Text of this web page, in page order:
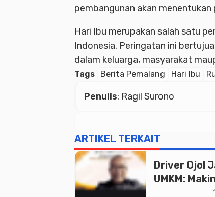
pembangunan akan menentukan
Hari Ibu merupakan salah satu
Indonesia. Peringatan ini
dalam keluarga, masyarakat
Tags Berita Pemalang Hari Ibu
Penulis: Ragil Surono
ARTIKEL TERKAIT
Driver Ojol
UMKM: Makin
Sejahtera